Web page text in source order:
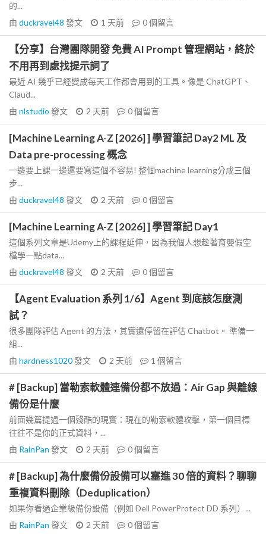
的...
由 duckravel48 發文 1 天前 0個留言
【分享】台灣團隊開發 免費 AI Prompt 管理網站，終於
不用再到處找提示詞了
最近 AI 幾乎已經變成每天工作都會用到的工具。像是 ChatGPT、
Claud...
由 nlstudio 發文 2 天前 0個留言
[Machine Learning A-Z [2026] ] 學習筆記 Day2 ML 及
Data pre-processing 概念
一邊要上課一邊還要寫這個不容易! 整個machine learning分成三個
步...
由 duckravel48 發文 2 天前 0個留言
[Machine Learning A-Z [2026] ] 學習筆記 Day1
這個系列文章是Udemy上的課程延伸，因為我個人想趁著育嬰假空
檔學一點data...
由 duckravel48 發文 2 天前 0個留言
【Agent Evaluation 系列 1/6】Agent 到底該怎麼測
試？
很多團隊評估 Agent 的方法，其實還停留在評估 Chatbot。 準備一
組...
由 hardness1020發文 2 天前 1 個留言
# [Backup] 當勒索軟體連備份都不放過：Air Gap 與離線
備份是什麼
前面幾篇提過一個殘酷的現實：現在的勒索軟體攻擊，第一個目標
往往不是你的正式資料，...
由 RainPan 發文 2 天前 0個留言
# [Backup] 為什麼備份設備可以塞進 30 倍的資料？聊聊
重複資料刪除（Deduplication）
如果你看過企業級備份設備（例如 Dell PowerProtect DD 系列）...
由 RainPan 發文 2 天前 0個留言